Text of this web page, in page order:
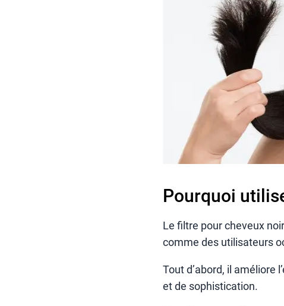
Pourquoi
Le filtre pour cheveux
comme des utilisateurs
Tout d’abord, il améliore
et de sophistication.